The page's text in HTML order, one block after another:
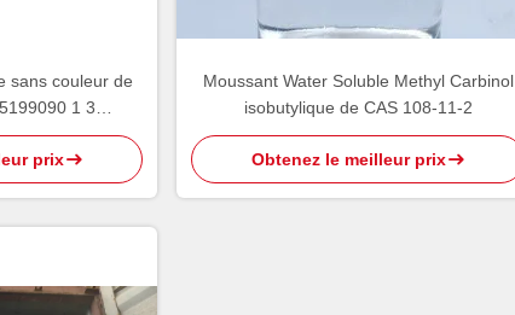
sans couleur de
1 3
prix
Moussant Water Soluble Methyl Carbinol
isobutylique de CAS 108-11-2
Obtenez le meilleur prix